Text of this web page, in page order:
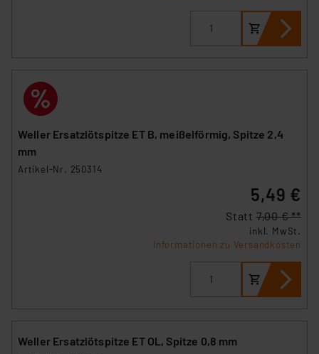
Weller Ersatzlötspitze ET B, meißelförmig, Spitze 2,4
mm
Artikel-Nr. 250314
5,49 €
Statt 7,00 € **
inkl. MwSt.
Informationen zu Versandkosten
Weller Ersatzlötspitze ET OL, Spitze 0,8 mm